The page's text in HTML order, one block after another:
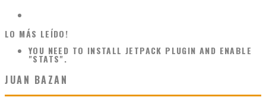
LO MÁS LEÍDO!
YOU NEED TO INSTALL JETPACK PLUGIN AND ENABLE
"STATS".
JUAN BAZAN